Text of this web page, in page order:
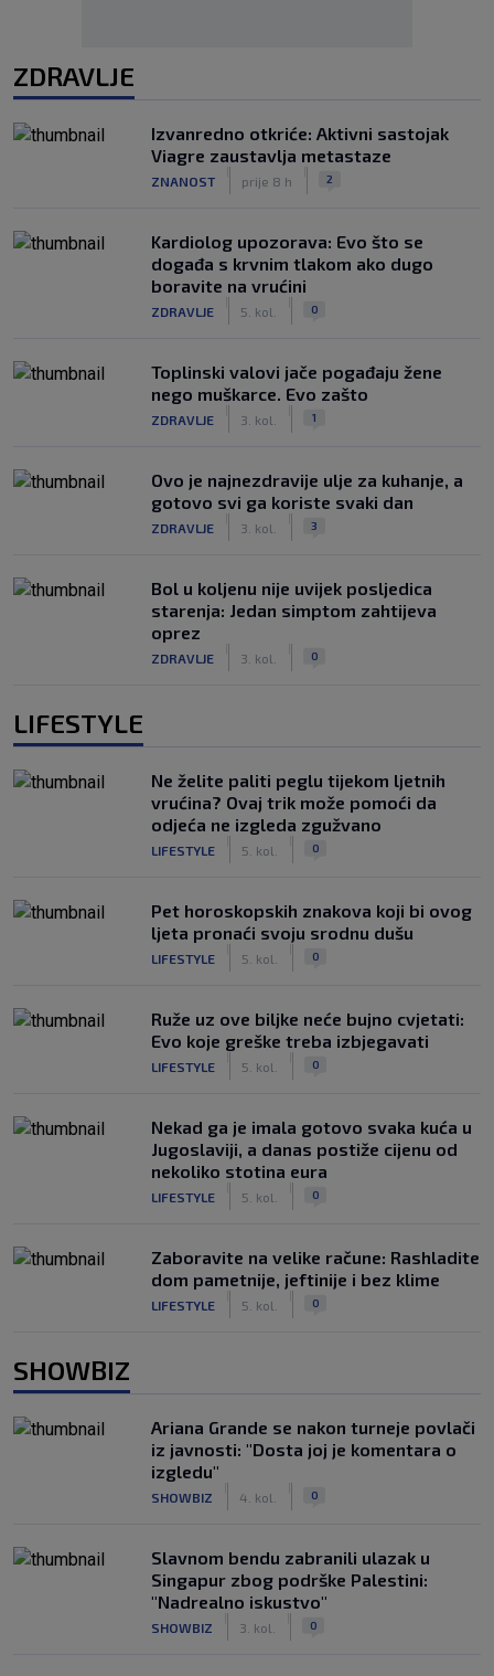
ZDRAVLJE
Izvanredno otkriće: Aktivni sastojak
Viagre zaustavlja metastaze
ZNANOST prije 8 h 2
Kardiolog upozorava: Evo što se
događa s krvnim tlakom ako dugo
boravite na vrućini
ZDRAVLJE 5. kol. 0
Toplinski valovi jače pogađaju žene
nego muškarce. Evo zašto
ZDRAVLJE 3. kol. 1
Ovo je najnezdravije ulje za kuhanje, a
gotovo svi ga koriste svaki dan
ZDRAVLJE 3. kol. 3
Bol u koljenu nije uvijek posljedica
starenja: Jedan simptom zahtijeva
oprez
ZDRAVLJE 3. kol. 0
LIFESTYLE
Ne želite paliti peglu tijekom ljetnih
vrućina? Ovaj trik može pomoći da
odjeća ne izgleda zgužvano
LIFESTYLE 5. kol. 0
Pet horoskopskih znakova koji bi ovog
ljeta pronaći svoju srodnu dušu
LIFESTYLE 5. kol. 0
Ruže uz ove biljke neće bujno cvjetati:
Evo koje greške treba izbjegavati
LIFESTYLE 5. kol. 0
Nekad ga je imala gotovo svaka kuća u
Jugoslaviji, a danas postiže cijenu od
nekoliko stotina eura
LIFESTYLE 5. kol. 0
Zaboravite na velike račune: Rashladite
dom pametnije, jeftinije i bez klime
LIFESTYLE 5. kol. 0
SHOWBIZ
Ariana Grande se nakon turneje povlači
iz javnosti: "Dosta joj je komentara o
izgledu"
SHOWBIZ 4. kol. 0
Slavnom bendu zabranili ulazak u
Singapur zbog podrške Palestini:
"Nadrealno iskustvo"
SHOWBIZ 3. kol. 0